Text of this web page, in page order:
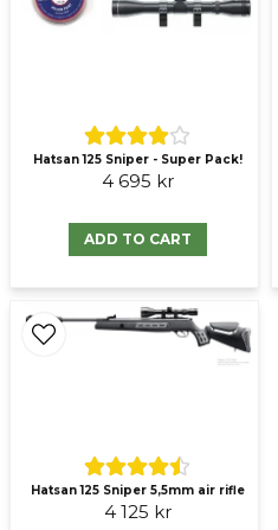
Send
Hatsan 125 Sniper - Super Pack!
4 695 kr
ADD TO CART
Hatsan 125 Sniper 5,5mm air rifle
4 125 kr